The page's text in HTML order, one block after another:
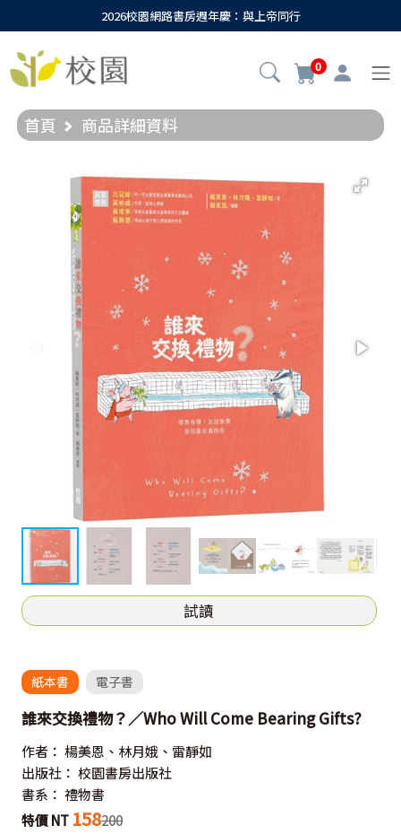
2026校園網路書房週年慶：與上帝同行
0
首頁 商品詳細資料
試讀
紙本書 電子書
誰來交換禮物？／Who Will Come Bearing Gifts?
作者： 楊美恩、林月娥、雷靜如
出版社： 校園書房出版社
書系： 禮物書
特價 NT 158200